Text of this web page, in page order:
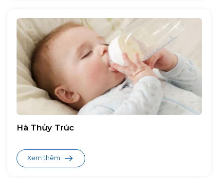
Hà Thủy Trúc
Xem thêm